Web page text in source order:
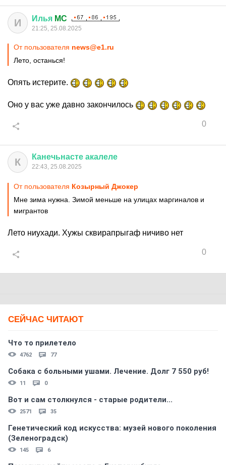
И Илья MC
21:25, 25.08.2025
От пользователя news@e1.ru
Лето, останься!
Опять истерите.
Оно у вас уже давно закончилось
0
К Канечьнасте акалеле
22:43, 25.08.2025
От пользователя Козырный Джокер
Мне зима нужна. Зимой меньше на улицах маргиналов и
мигрантов
Лето ниухади. Хужы сквирапрыгаф ничиво нет
0
СЕЙЧАС ЧИТАЮТ
Что то прилетело
4762 77
Собака с больными ушами. Лечение. Долг 7 550 руб!
11 0
Вот и сам столкнулся - старые родители...
2571 35
Генетический код искусства: музей нового поколения
(Зеленоградск)
145 6